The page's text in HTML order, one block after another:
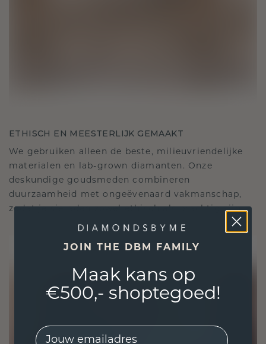
ETHISCH EN MEESTERLIJK GEMAAKT
We gebruiken alleen de beste, milieuvriendelijke
materialen en lab-grown diamanten. Onze
deskundige goudsmeden combineren
duurzaamheid met ongeëvenaard vakmanschap,
zodat je sieraden zowel ethisch als prachtig zijn.
JOIN THE DBM FAMILY
Maak kans op
€500,- shoptegoed!
EMail